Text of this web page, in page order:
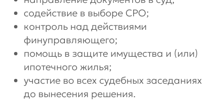
содействие в выборе СРО;
контроль над действиями
финуправляющего;
помощь в защите имущества и (или)
ипотечного жилья;
участие во всех судебных заседаниях
до вынесения решения.